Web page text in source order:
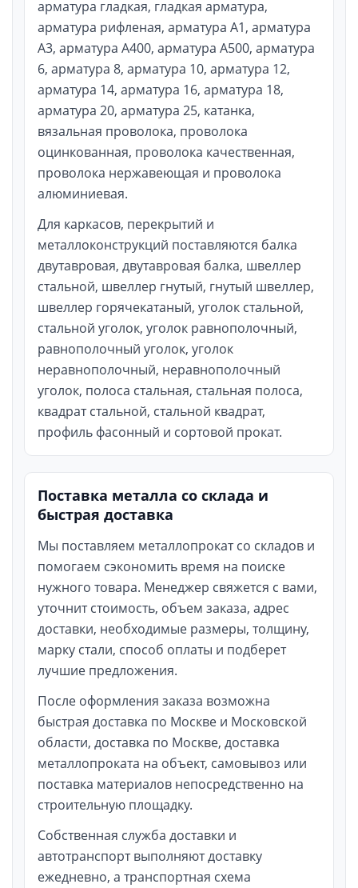
арматура гладкая, гладкая арматура,
арматура рифленая, арматура А1, арматура
А3, арматура А400, арматура А500, арматура
6, арматура 8, арматура 10, арматура 12,
арматура 14, арматура 16, арматура 18,
арматура 20, арматура 25, катанка,
вязальная проволока, проволока
оцинкованная, проволока качественная,
проволока нержавеющая и проволока
алюминиевая.
Для каркасов, перекрытий и
металлоконструкций поставляются балка
двутавровая, двутавровая балка, швеллер
стальной, швеллер гнутый, гнутый швеллер,
швеллер горячекатаный, уголок стальной,
стальной уголок, уголок равнополочный,
равнополочный уголок, уголок
неравнополочный, неравнополочный
уголок, полоса стальная, стальная полоса,
квадрат стальной, стальной квадрат,
профиль фасонный и сортовой прокат.
Поставка металла со склада и
быстрая доставка
Мы поставляем металлопрокат со складов и
помогаем сэкономить время на поиске
нужного товара. Менеджер свяжется с вами,
уточнит стоимость, объем заказа, адрес
доставки, необходимые размеры, толщину,
марку стали, способ оплаты и подберет
лучшие предложения.
После оформления заказа возможна
быстрая доставка по Москве и Московской
области, доставка по Москве, доставка
металлопроката на объект, самовывоз или
поставка материалов непосредственно на
строительную площадку.
Собственная служба доставки и
автотранспорт выполняют доставку
ежедневно, а транспортная схема